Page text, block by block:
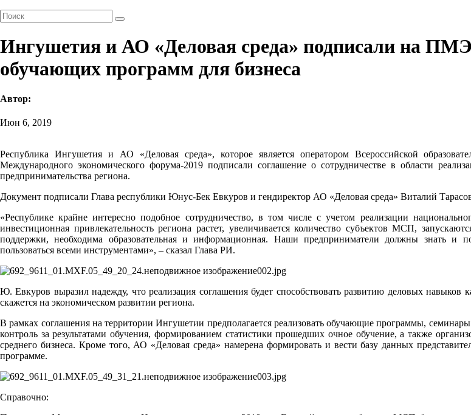
Ингушетия и АО «Деловая среда» подписали на
обучающих программ для бизнеса
Автор:
Июн 6, 2019
Республика Ингушетия и АО «Деловая среда», которое является оператором Всероссийской
Международного экономического форума-2019 подписали соглашение о сотрудничестве в области
предпринимательства региона.
Документ подписали Глава республики Юнус-Бек Евкуров и гендиректор АО «Деловая среда» Виталий
«Республике крайне интересно подобное сотрудничество, в том числе с учетом реализации
инвестиционная привлекательность региона растет, увеличивается количество субъектов МСП,
поддержки, необходима образовательная и информационная. Наши предприниматели должны знать и
пользоваться всеми инструментами», – сказал Глава РИ.
Ю. Евкуров выразил надежду, что реализация соглашения будет способствовать развитию деловых
скажется на экономическом развитии региона.
В рамках соглашения на территории Ингушетии предполагается реализовать обучающие программы,
контроль за результатами обучения, формированием статистики прошедших очное обучение, а также
среднего бизнеса. Кроме того, АО «Деловая среда» намерена формировать и вести базу данных
программе.
Справочно: